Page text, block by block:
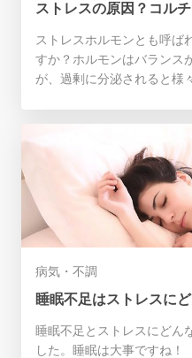
ストレスの原因？コル
ストレスホルモンとも呼ば
すか？ホルモンはバランス
が、過剰に分泌されると様
病気・不調
睡眠不足はストレスに
睡眠不足とストレスにどん
した。睡眠は大事ですね！